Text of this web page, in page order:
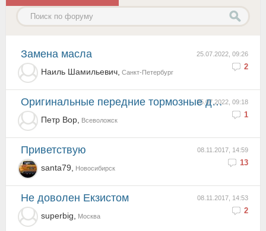
25.07.2022, 09:26
2
Замена масла
Наиль Шамильевич, Санкт-Петербург
25.07.2022, 09:18
1
Оригинальные передние тормозные диски
Петр Вор, Всеволожск
08.11.2017, 14:59
13
приветствую
santa79, Новосибирск
08.11.2017, 14:53
2
Не доволен Екзистом
superbig, Москва